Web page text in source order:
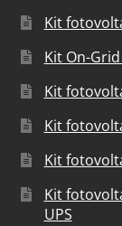
Kit
Kit On-
Kit
Kit
Kit
Kit
UPS